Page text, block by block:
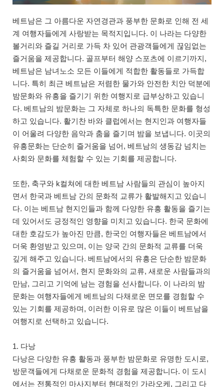
베트남은 그 아름다운 자연경관과 풍부한 문화로 인해 전 세
계 여행자들에게 사랑받는 목적지입니다. 이 나라는 다양한
볼거리와 즐길 거리로 가득 차 있어 관광객들에게 끊임없는
즐거움을 제공합니다. 골프부터 해양 스포츠에 이르기까지,
베트남은 남녀노소 모든 이들에게 적합한 활동들로 가득합
니다. 특히 최근 베트남은 저렴한 물가와 안전한 치안 덕분에
밤문화와 유흥을 즐기기 위한 여행지로 급부상하고 있습니
다. 베트남의 밤문화는 그 자체로 하나의 독특한 문화를 형성
하고 있습니다. 활기찬 바와 클럽에서는 현지인과 여행자들
이 어울려 다양한 음악과 춤을 즐기며 밤을 보냅니다. 이곳의
유흥문화는 단순히 즐거움을 넘어, 베트남의 생동감 넘치는
사회와 문화를 체험할 수 있는 기회를 제공합니다.
또한, 축구와 k컬쳐에 대한 베트남 사람들의 관심이 높아지
면서 한국과 베트남 간의 문화적 교류가 활발해지고 있습니
다. 이는 베트남 현지인들과 함께 다양한 유흥 활동을 즐기는
데 있어서도 긍정적인 영향을 미치고 있습니다. 한국 문화에
대한 호감도가 높아진 만큼, 한국인 여행자들은 베트남에서
더욱 환영받고 있으며, 이는 양국 간의 문화적 교류를 더욱
깊게 해주고 있습니다. 베트남에서의 유흥은 단순한 밤문화
의 즐거움을 넘어서, 현지 문화와의 교류, 새로운 사람들과의
만남, 그리고 기억에 남는 경험을 선사합니다. 이 나라의 밤
문화는 여행자들에게 베트남의 다채로운 면모를 경험할 수
있는 기회를 제공하며, 이러한 이유로 많은 이들이 베트남을
여행지로 선택하고 있습니다.
1. 다낭
다낭은 다양한 유흥 활동과 풍부한 밤문화로 유명한 도시로,
방문객들에게 다채로운 문화적 경험을 제공합니다. 이 도시
에서는 전통적인 마사지부터 현대적인 가라오케, 그리고 다